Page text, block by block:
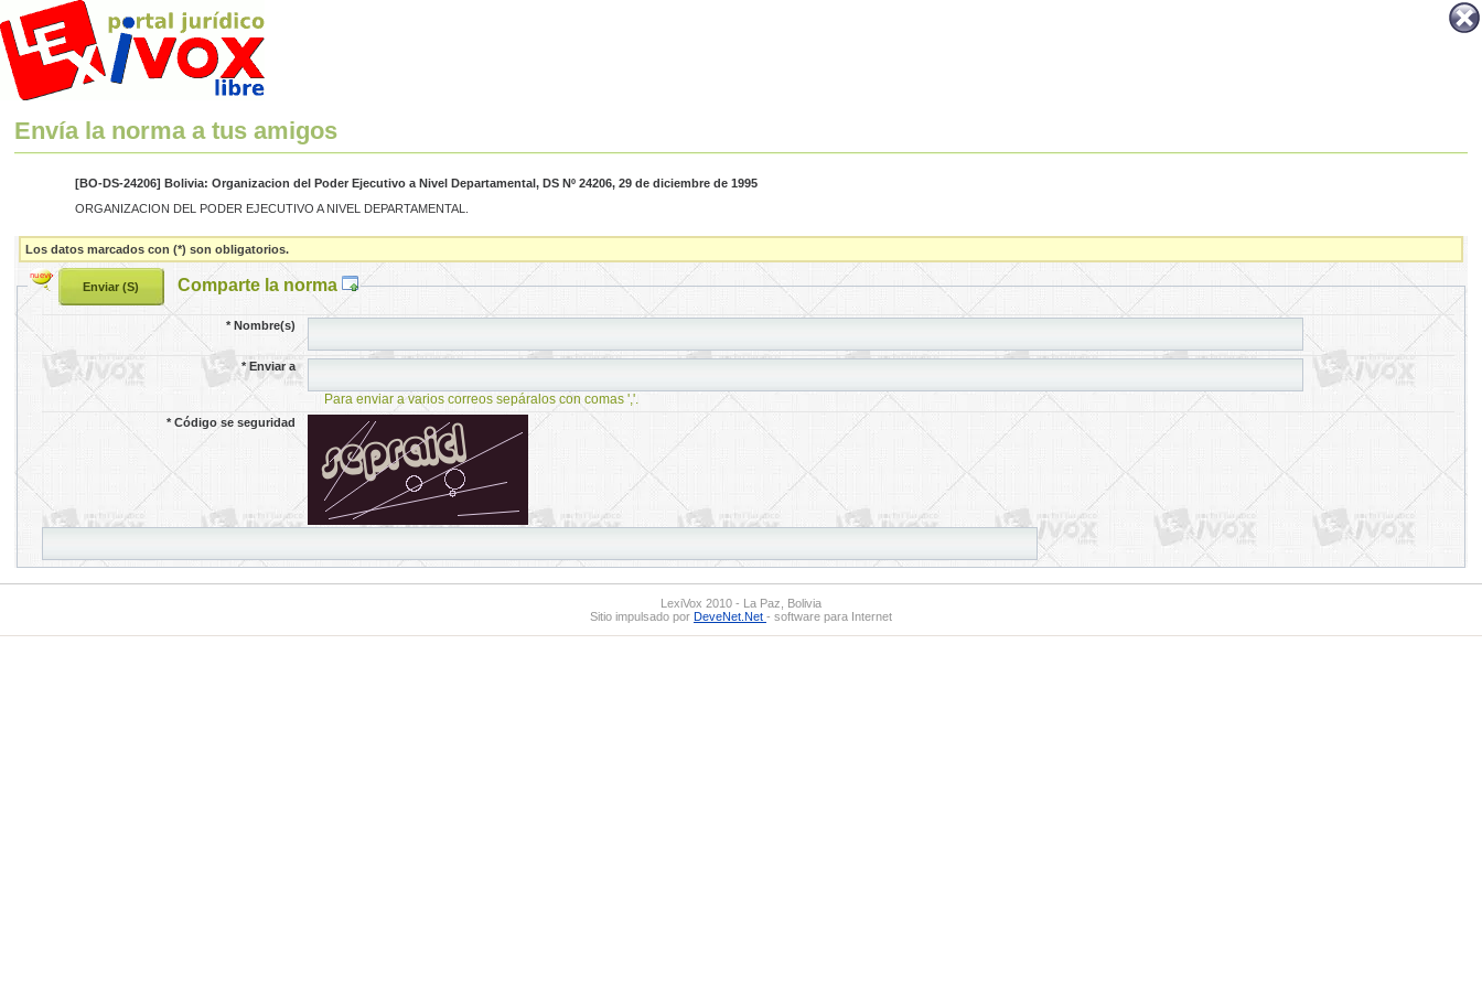
Envía la norma a tus amigos
[BO-DS-24206] Bolivia: Organizacion del Poder Ejecutivo a Nivel Departamental, DS Nº 24206, 29 de diciembre de 1995
ORGANIZACION DEL PODER EJECUTIVO A NIVEL DEPARTAMENTAL.
Los datos marcados con (*) son obligatorios.
Comparte la norma
*Nombre(s)
*Enviar a
Para enviar a varios correos sepáralos con comas ','.
*Código se seguridad
LexiVox 2010 - La Paz, Bolivia
Sitio impulsado por DeveNet.Net - software para Internet